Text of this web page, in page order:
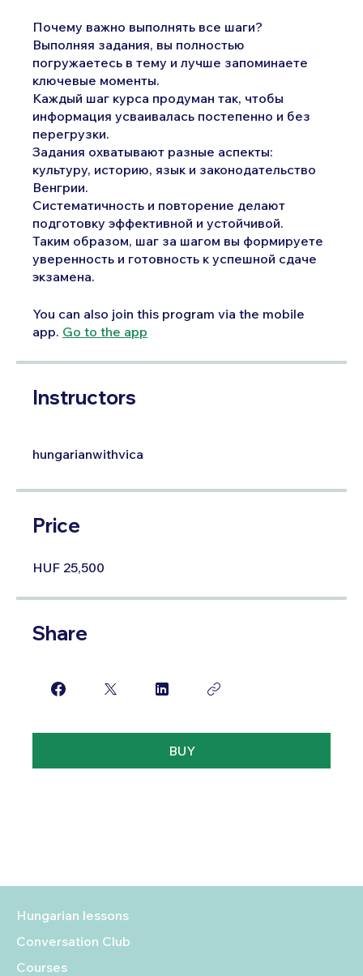
Почему важно выполнять все шаги?
Выполняя задания, вы полностью
погружаетесь в тему и лучше запоминаете
ключевые моменты.
Каждый шаг курса продуман так, чтобы
информация усваивалась постепенно и без
перегрузки.
Задания охватывают разные аспекты:
культуру, историю, язык и законодательство
Венгрии.
Систематичность и повторение делают
подготовку эффективной и устойчивой.
Таким образом, шаг за шагом вы формируете
уверенность и готовность к успешной сдаче
экзамена.
You can also join this program via the mobile
app. Go to the app
Instructors
hungarianwithvica
Price
HUF 25,500
Share
BUY
Hungarian lessons
Conversation Club
Courses